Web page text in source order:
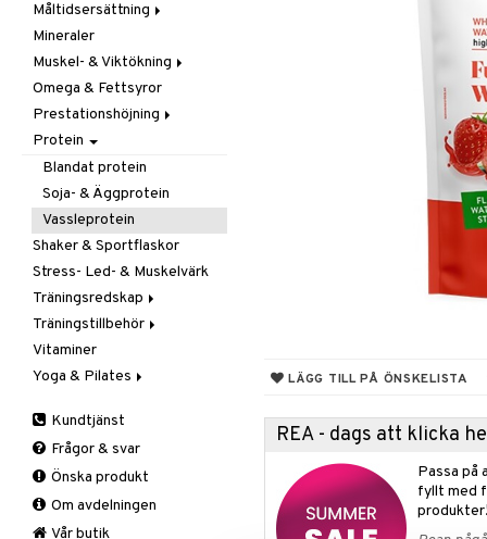
LÄGG TILL PÅ ÖNSKELISTA
REA - dags att klicka
Passa på
fyllt med
produkter!
Kapslar & Tabletter
Måltidsersättning
Pulver & Drycker
Mineraler
Muskel- & Viktökning
Aminosyror
Gainer
Kreatin
Övriga
Omega & Fettsyror
Prestationshöjning
Kreatin
Övriga
Pre-Workout
Protein
Blandat protein
Soja- & Äggprotein
Vassleprotein
Shaker & Sportflaskor
Stress- Led- & Muskelvärk
Träningsredskap
Kondition
Styrka
Tillbehör
Träningstillbehör
Gåstav
Övrigt
Armbåge
Handled
Knä
Vad
Vrist
Vitaminer
Yoga & Pilates
Tillbehör
Kundtjänst
Frågor & svar
Önska produkt
Om avdelningen
Vår butik